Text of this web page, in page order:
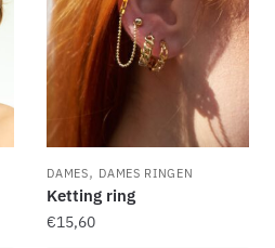
DAMES, DAMES RINGEN
Ketting ring
€15,60